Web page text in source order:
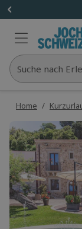
Suche nach
Home /